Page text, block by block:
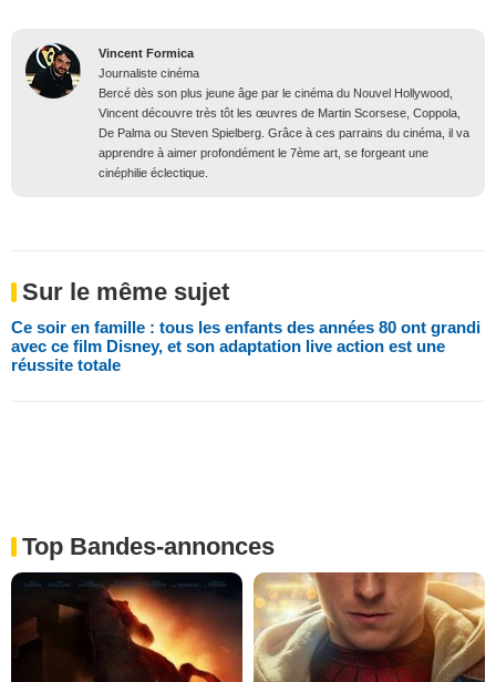
Vincent Formica
Journaliste cinéma
Bercé dès son plus jeune âge par le cinéma du Nouvel Hollywood,
Vincent découvre très tôt les œuvres de Martin Scorsese, Coppola,
De Palma ou Steven Spielberg. Grâce à ces parrains du cinéma, il va
apprendre à aimer profondément le 7ème art, se forgeant une
cinéphilie éclectique.
Sur le même sujet
Ce soir en famille : tous les enfants des années 80 ont grandi
avec ce film Disney, et son adaptation live action est une
réussite totale
Top Bandes-annonces